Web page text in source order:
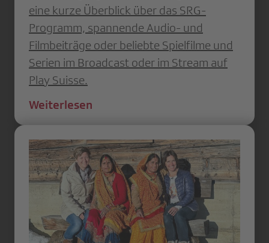
eine kurze Überblick über das SRG-
Programm, spannende Audio- und
Filmbeiträge oder beliebte Spielfilme und
Serien im Broadcast oder im Stream auf
Play Suisse.
Weiterlesen